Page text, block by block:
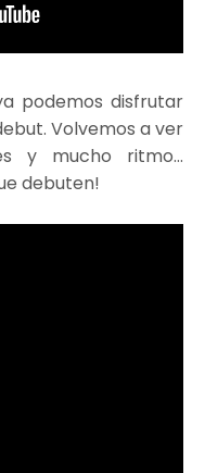
podemos disfrutar
Volvemos a ver
y mucho ritmo...
debuten!